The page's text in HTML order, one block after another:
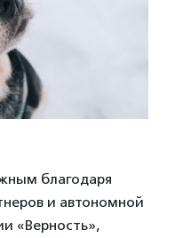
благодаря
и автономной
«Верность»,